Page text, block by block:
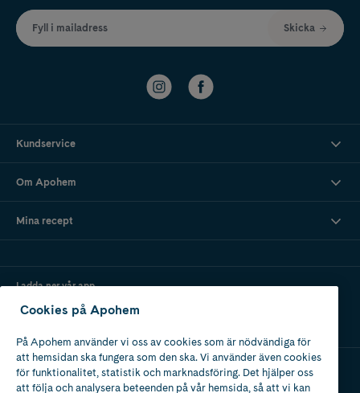
Fyll i mailadress Skicka
Kundservice
Om Apohem
Mina recept
Ladda ner vår app
Apotek med tillstånd
Cookies på Apohem
På Apohem använder vi oss av cookies som är nödvändiga för
att hemsidan ska fungera som den ska. Vi använder även cookies
för funktionalitet, statistik och marknadsföring. Det hjälper oss
att följa och analysera beteenden på vår hemsida, så att vi kan